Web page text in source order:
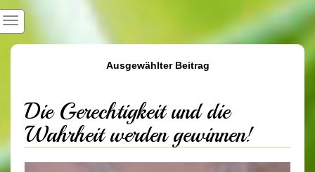
Ausgewählter Beitrag
Die Gerechtigkeit und die
Wahrheit werden gewinnen!